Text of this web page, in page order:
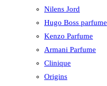
Nilens Jord
Hugo Boss parfume
Kenzo Parfume
Armani Parfume
Clinique
Origins